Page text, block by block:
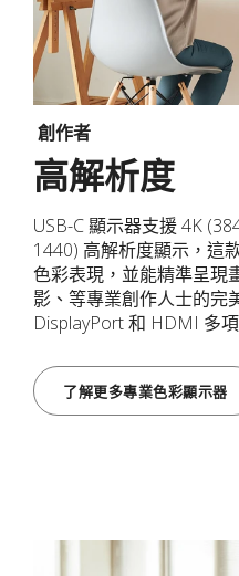
創作者
高解析度
USB-C 顯示器支援 4K
1440) 高解析度顯示，這
色彩表現，並能精準呈現
影、等專業創作人士的完
DisplayPort 和 HDMI 多
了解更多專業色彩顯示器